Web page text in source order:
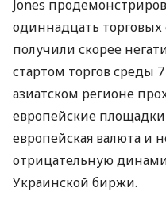
Jones
одиннадцать
получили скорее
стартом торгов среды
азиатском регионе
европейские
европейская валюта и
отрицательную
Украинской биржи.